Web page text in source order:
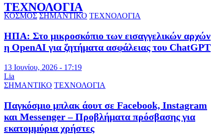
ΤΕΧΝΟΛΟΓΙΑ
ΚΟΣΜΟΣ ΣΗΜΑΝΤΙΚΟ ΤΕΧΝΟΛΟΓΙΑ
ΗΠΑ: Στο μικροσκόπιο των εισαγγελικών αρχών
η OpenAI για ζητήματα ασφάλειας του ChatGPT
13 Ιουνίου, 2026 - 17:19
Lia
ΣΗΜΑΝΤΙΚΟ ΤΕΧΝΟΛΟΓΙΑ
Παγκόσμιο μπλακ άουτ σε Facebook, Instagram
και Messenger – Προβλήματα πρόσβασης για
εκατομμύρια χρήστες